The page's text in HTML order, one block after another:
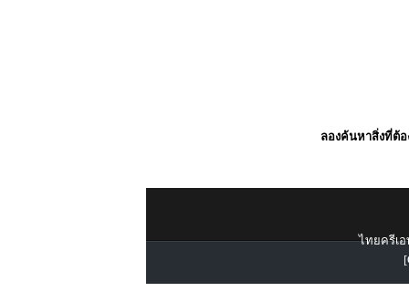
ลองค้นหาสิ่งที่ต้อ
ไทยครีเอ
[